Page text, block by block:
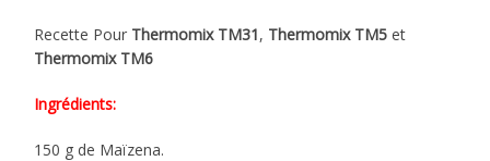
Recette Pour Thermomix TM31, Thermomix TM5et
Thermomix TM6
Ingrédients:
150 g de Maïzena.